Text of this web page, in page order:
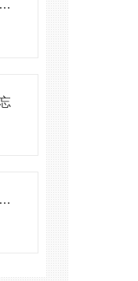
天然气气相色谱仪热导检测器基线不稳看这里
天然气气相色谱仪常见故障怎么解决